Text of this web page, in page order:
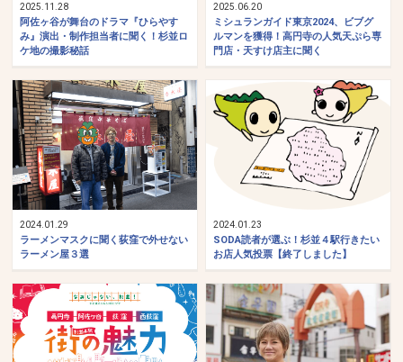
2025.11.28
阿佐ヶ谷が舞台のドラマ『ひらやす
み』演出・制作担当者に聞く！杉並ロ
ケ地の撮影秘話
2025.06.20
ミシュランガイド東京2024、ビブグ
ルマンを獲得！高円寺の人気天ぷら専
門店・天すけ店主に聞く
2024.01.29
ラーメンマスクに聞く荻窪で外せない
ラーメン屋３選
2024.01.23
SODA読者が選ぶ！杉並４駅行きたい
お店人気投票【終了しました】